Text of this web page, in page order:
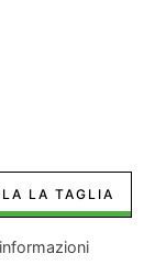
LA TAGLIA